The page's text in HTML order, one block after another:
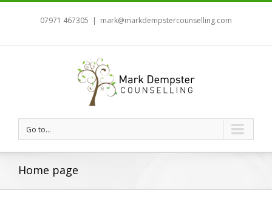
07971 467305 | mark@markdempstercounselling.com
Go to...
Home page